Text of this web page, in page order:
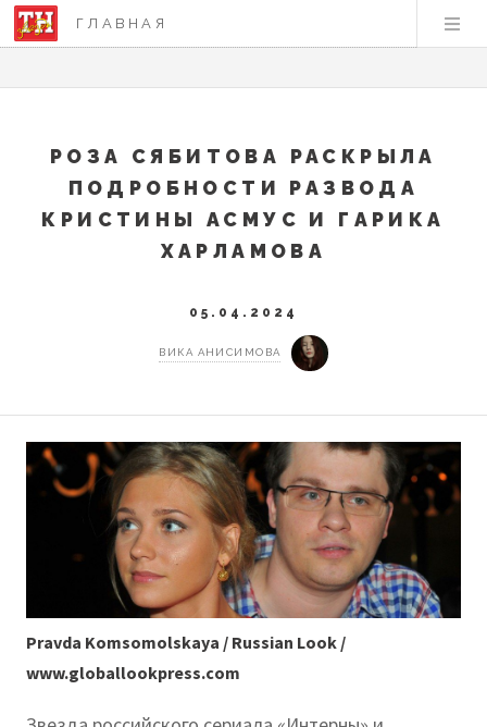
ГЛАВНАЯ
РОЗА СЯБИТОВА РАСКРЫЛА
ПОДРОБНОСТИ РАЗВОДА
КРИСТИНЫ АСМУС И ГАРИКА
ХАРЛАМОВА
05.04.2024
ВИКА АНИСИМОВА
Pravda Komsomolskaya / Russian Look /
www.globallookpress.com